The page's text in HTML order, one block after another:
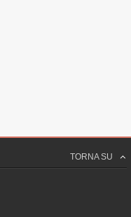
TORNA SU